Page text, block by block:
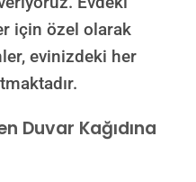
için özel olarak
evinizdeki her
Duvar Kağıdına